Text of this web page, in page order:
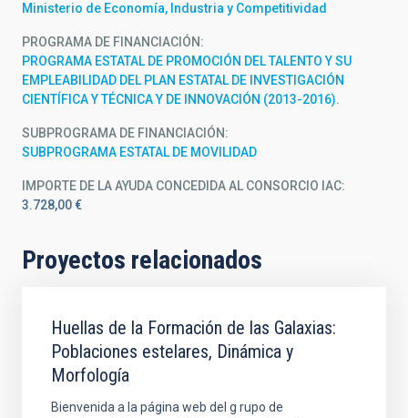
Ministerio de Economía, Industria y Competitividad
PROGRAMA DE FINANCIACIÓN
PROGRAMA ESTATAL DE PROMOCIÓN DEL TALENTO Y SU
EMPLEABILIDAD DEL PLAN ESTATAL DE INVESTIGACIÓN
CIENTÍFICA Y TÉCNICA Y DE INNOVACIÓN (2013-2016).
SUBPROGRAMA DE FINANCIACIÓN
SUBPROGRAMA ESTATAL DE MOVILIDAD
IMPORTE DE LA AYUDA CONCEDIDA AL CONSORCIO IAC
3.728,00 €
Proyectos relacionados
Huellas de la Formación de las Galaxias:
Poblaciones estelares, Dinámica y
Morfología
Bienvenida a la página web del g rupo de